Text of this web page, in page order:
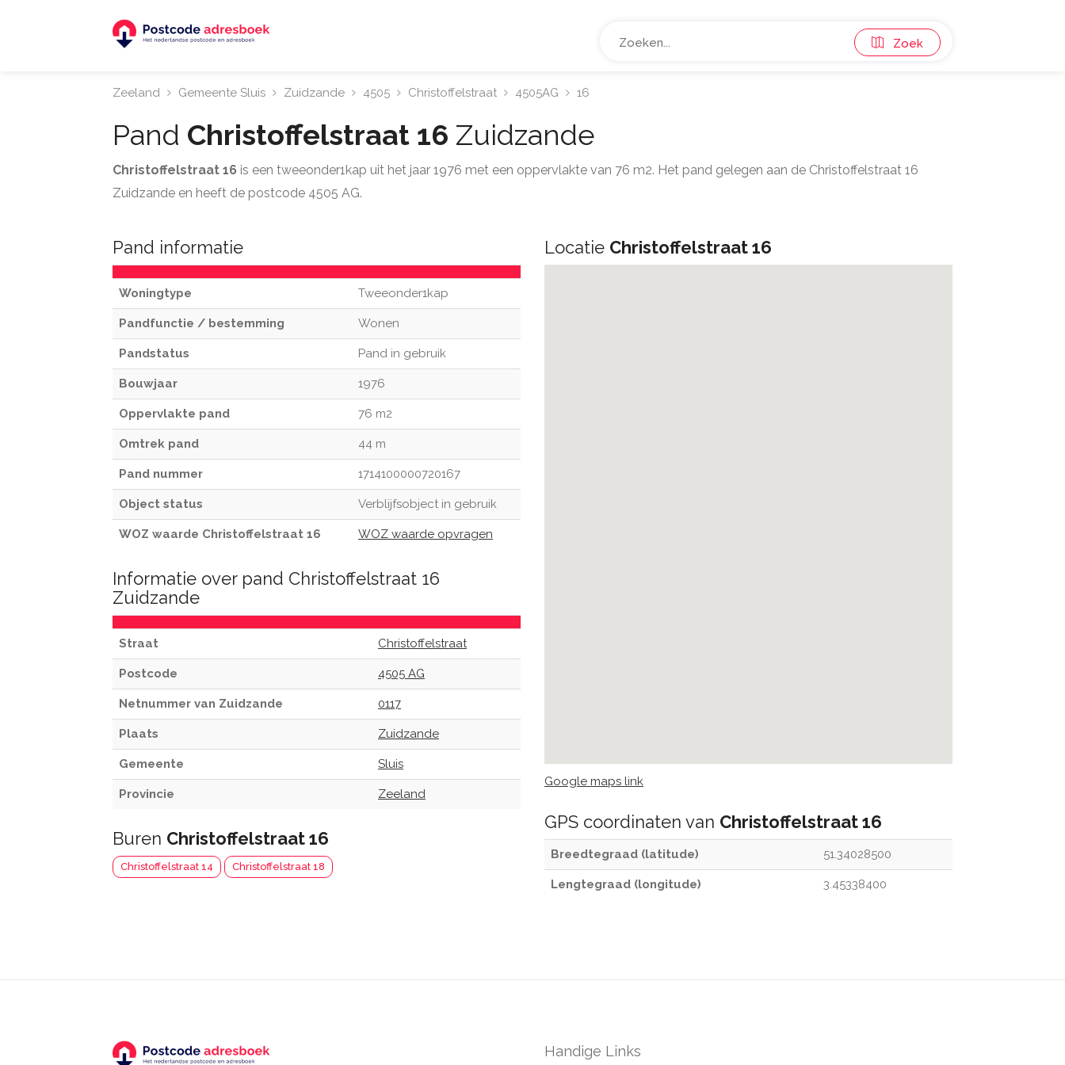
Zoek
Zeeland Gemeente Sluis Zuidzande 4505 Christoffelstraat 4505AG 16
Pand Christoffelstraat 16 Zuidzande
Christoffelstraat 16 is een tweeonder1kap uit het jaar 1976 met een oppervlakte van 76 m2. Het pand gelegen aan de Christoffelstraat 16
Zuidzande en heeft de postcode 4505 AG.
Pand informatie
Woningtype Tweeonder1kap
Pandfunctie / bestemming Wonen
Pandstatus Pand in gebruik
Bouwjaar 1976
Oppervlakte pand 76 m2
Omtrek pand 44 m
Pand nummer 1714100000720167
Object status Verblijfsobject in gebruik
WOZ waarde Christoffelstraat 16 WOZ waarde opvragen
Informatie over pand Christoffelstraat 16
Zuidzande
Straat Christoffelstraat
Postcode 4505 AG
Netnummer van Zuidzande 0117
Plaats Zuidzande
Gemeente Sluis
Provincie Zeeland
Buren Christoffelstraat 16
Christoffelstraat 14 Christoffelstraat 18
Locatie Christoffelstraat 16
Google maps link
GPS coordinaten van Christoffelstraat 16
Breedtegraad (latitude) 51.34028500
Lengtegraad (longitude) 3.45338400
Handige Links